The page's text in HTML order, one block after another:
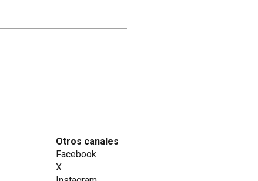
Otros canales
Facebook
X